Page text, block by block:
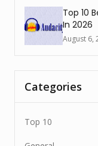
Top 10
In 2026
August 6,
Categories
Top 10